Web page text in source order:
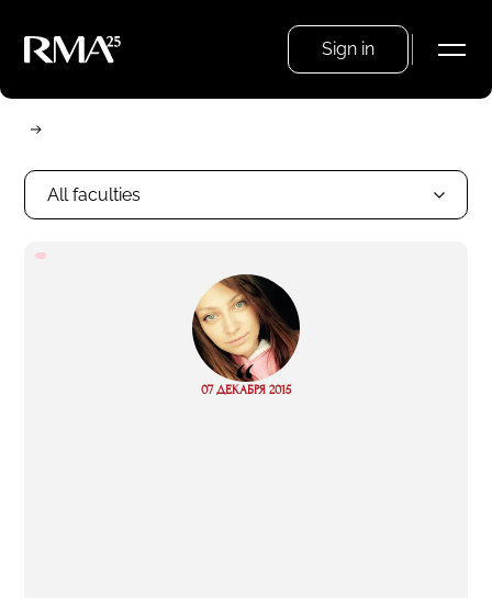
Sign in
All faculties
“
07 ДЕКАБРЯ 2015
Read